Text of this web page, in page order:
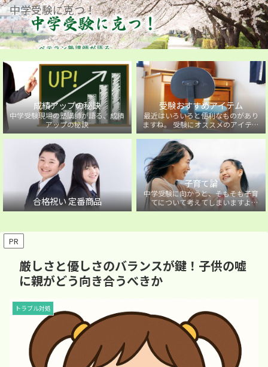
中学受験に克つ！
成績アップの秘訣
中学受験現場の塾講師が語る、成績
アップの秘訣
受験おすすめアイテム
最近はいろいろと便利なものがあり
ますね。 受験にオススメのアイテム
を紹介しています。
合格祝い 定番商品
子育て論
中学受験に向かうと、そもそも子育
てについて考えてしまいますよ
ね・・・。中学受験に向かうお子様
PR
厳しさと優しさのバランスが鍵！子供の嘘
に親がどう向き合うべきか
トラブル対処